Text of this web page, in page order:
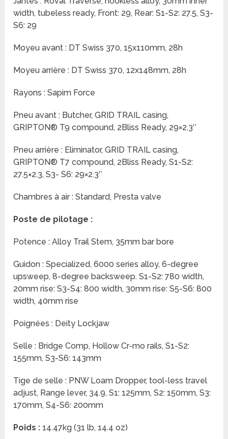
width, tubeless ready, Front: 29, Rear: S1-S2: 27.5, S3-
S6: 29
Moyeu avant : DT Swiss 370, 15x110mm, 28h
Moyeu arrière : DT Swiss 370, 12x148mm, 28h
Rayons : Sapim Force
Pneu avant : Butcher, GRID TRAIL casing,
GRIPTON® T9 compound, 2Bliss Ready, 29×2.3″
Pneu arrière : Eliminator, GRID TRAIL casing,
GRIPTON® T7 compound, 2Bliss Ready, S1-S2:
27.5×2.3, S3- S6: 29×2.3″
Chambres à air : Standard, Presta valve
Poste de pilotage :
Potence : Alloy Trail Stem, 35mm bar bore
Guidon : Specialized, 6000 series alloy, 6-degree
upsweep, 8-degree backsweep. S1-S2: 780 width,
20mm rise: S3-S4: 800 width, 30mm rise: S5-S6: 800
width, 40mm rise
Poignées : Deity Lockjaw
Selle : Bridge Comp, Hollow Cr-mo rails, S1-S2:
155mm, S3-S6: 143mm
Tige de selle : PNW Loam Dropper, tool-less travel
adjust, Range lever, 34.9, S1: 125mm, S2: 150mm, S3:
170mm, S4-S6: 200mm
Poids :14.47kg (31 lb, 14.4 oz)